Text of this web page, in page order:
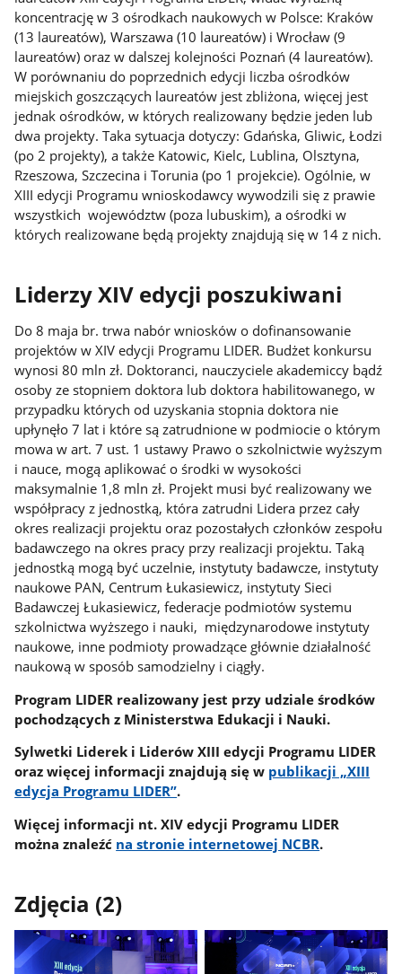
koncentrację w 3 ośrodkach naukowych w Polsce: Kraków
(13 laureatów), Warszawa (10 laureatów) i Wrocław (9
laureatów) oraz w dalszej kolejności Poznań (4 laureatów).
W porównaniu do poprzednich edycji liczba ośrodków
miejskich goszczących laureatów jest zbliżona, więcej jest
jednak ośrodków, w których realizowany będzie jeden lub
dwa projekty. Taka sytuacja dotyczy: Gdańska, Gliwic, Łodzi
(po 2 projekty), a także Katowic, Kielc, Lublina, Olsztyna,
Rzeszowa, Szczecina i Torunia (po 1 projekcie). Ogólnie, w
XIII edycji Programu wnioskodawcy wywodzili się z prawie
wszystkich województw (poza lubuskim), a ośrodki w
których realizowane będą projekty znajdują się w 14 z nich.
Liderzy XIV edycji poszukiwani
Do 8 maja br. trwa nabór wniosków o dofinansowanie
projektów w XIV edycji Programu LIDER. Budżet konkursu
wynosi 80 mln zł. Doktoranci, nauczyciele akademiccy bądź
osoby ze stopniem doktora lub doktora habilitowanego, w
przypadku których od uzyskania stopnia doktora nie
upłynęło 7 lat i które są zatrudnione w podmiocie o którym
mowa w art. 7 ust. 1 ustawy Prawo o szkolnictwie wyższym
i nauce, mogą aplikować o środki w wysokości
maksymalnie 1,8 mln zł. Projekt musi być realizowany we
współpracy z jednostką, która zatrudni Lidera przez cały
okres realizacji projektu oraz pozostałych członków zespołu
badawczego na okres pracy przy realizacji projektu. Taką
jednostką mogą być uczelnie, instytuty badawcze, instytuty
naukowe PAN, Centrum Łukasiewicz, instytuty Sieci
Badawczej Łukasiewicz, federacje podmiotów systemu
szkolnictwa wyższego i nauki, międzynarodowe instytuty
naukowe, inne podmioty prowadzące głównie działalność
naukową w sposób samodzielny i ciągły.
Program LIDER realizowany jest przy udziale środków
pochodzących z Ministerstwa Edukacji i Nauki.
Sylwetki Liderek i Liderów XIII edycji Programu LIDER
oraz więcej informacji znajdują się w publikacji „XIII
edycja Programu LIDER”.
Więcej informacji nt. XIV edycji Programu LIDER
można znaleźć na stronie internetowej NCBR.
Zdjęcia (2)